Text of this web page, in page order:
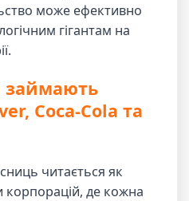
може ефективно
гігантам на
займають
Coca-Cola та
читається як
корпорацій, де кожна